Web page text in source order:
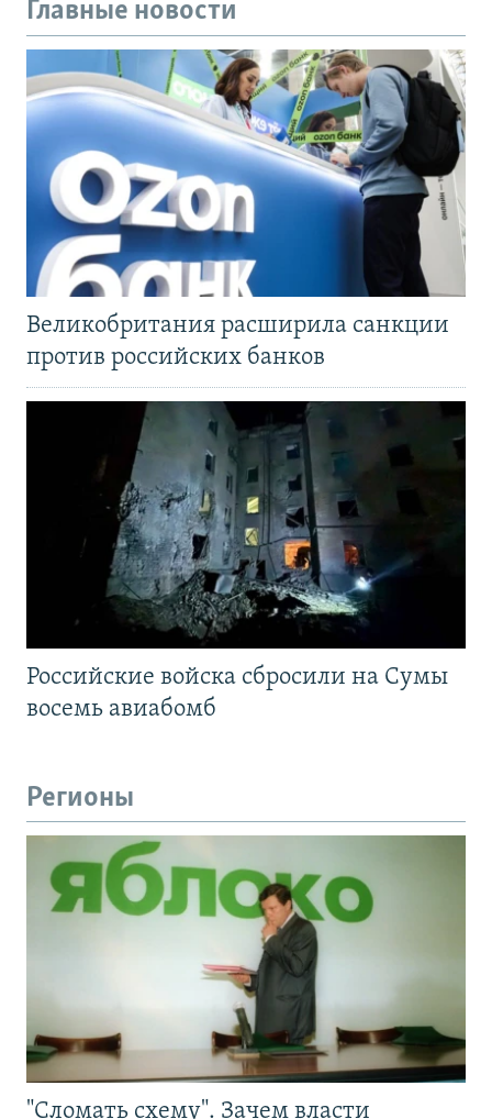
Главные новости
Великобритания расширила санкции
против российских банков
Российские войска сбросили на Сумы
восемь авиабомб
Регионы
"Сломать схему". Зачем власти